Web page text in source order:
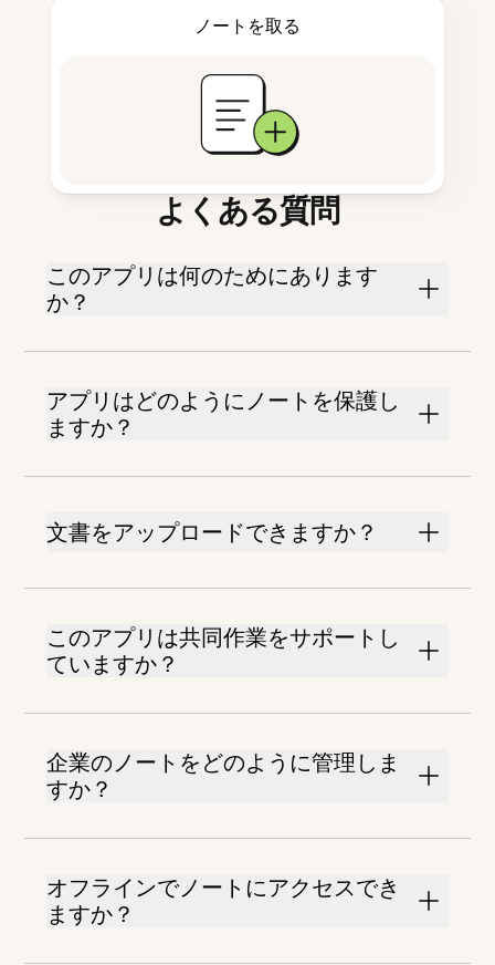
ノートを取る
よくある質問
このアプリは何のためにあります
か？
アプリはどのようにノートを保護し
ますか？
文書をアップロードできますか？
このアプリは共同作業をサポートし
ていますか？
企業のノートをどのように管理しま
すか？
オフラインでノートにアクセスでき
ますか？